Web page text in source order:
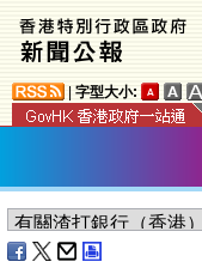
字型大小: